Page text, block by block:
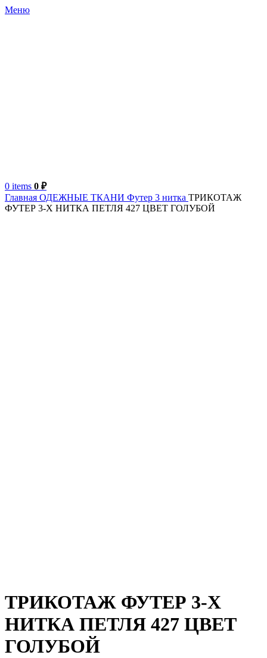
Меню
0 items 0 ₽
Главная ОДЕЖНЫЕ ТКАНИ Футер 3 нитка ТРИКОТАЖ
ФУТЕР 3-Х НИТКА ПЕТЛЯ 427 ЦВЕТ ГОЛУБОЙ
ТРИКОТАЖ ФУТЕР 3-Х
НИТКА ПЕТЛЯ 427 ЦВЕТ
ГОЛУБОЙ